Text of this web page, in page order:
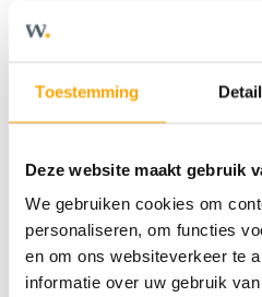
Toestemming
Deze website maakt gebruik
We gebruiken cookies om
personaliseren, om functies
en om ons websiteverkeer te
informatie over uw gebruik
woningen hebben
plat dak. Hier kun je
puien aan de
wisselingen in de
kleurenpalet in de
De geschakelde
op de begane grond